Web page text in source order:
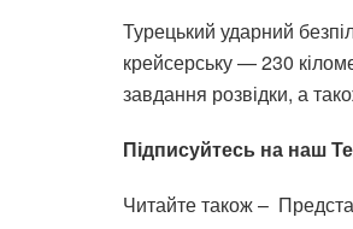
Турецький ударний
крейсерську — 230
завдання розвідки, а
Підписуйтесь на наш
Читайте також –